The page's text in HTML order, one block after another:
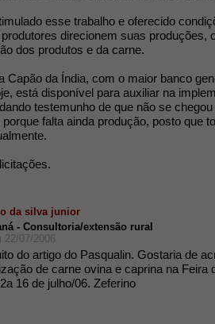
esse trabalho e oferecido
direcionem suas produções,
dos produtos e da carne.
Capão da Índia, com o maior banco
está disponível para auxiliar na
testemunho de que não se
falta ainda produção, posto que
da silva junior
- Consultoria/extensão rural
22/07/2006
do artigo do Pasqualin. Gostaria de
de carne ovina e caprina na Feira
16 de julho/06. Zeferino